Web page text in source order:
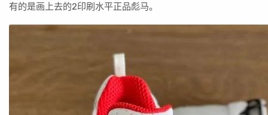
有的是画上去的2印刷水平正品彪马。